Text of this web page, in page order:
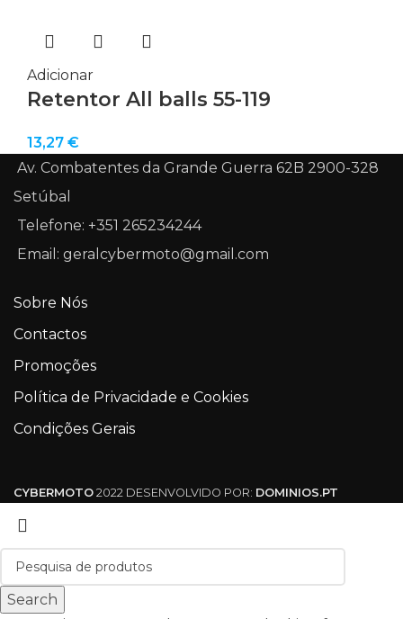
Adicionar
Retentor All balls 55-119
13,27 €
Av. Combatentes da Grande Guerra 62B 2900-328
Setúbal
Telefone: +351 265234244
Email: geralcybermoto@gmail.com
Sobre Nós
Contactos
Promoções
Política de Privacidade e Cookies
Condições Gerais
CYBERMOTO 2022 DESENVOLVIDO POR: DOMINIOS.PT
Search